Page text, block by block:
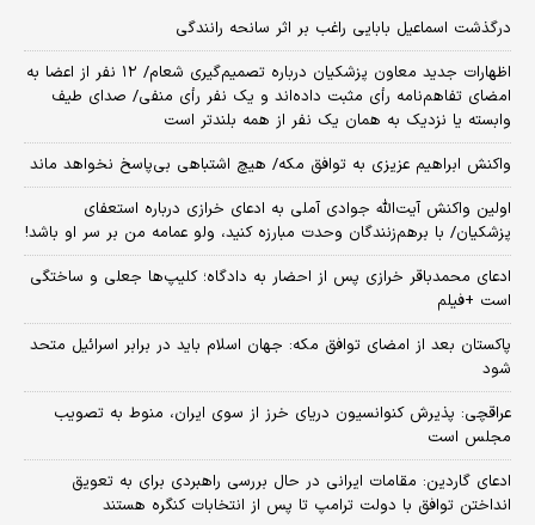
درگذشت اسماعیل بابایی راغب بر اثر سانحه رانندگی
اظهارات جدید معاون پزشکیان درباره تصمیم‌گیری شعام/ ۱۲ نفر از اعضا به
امضای تفاهم‌نامه رأی مثبت داده‌اند و یک نفر رأی منفی/ صدای طیف
وابسته یا نزدیک به همان یک نفر از همه بلندتر است
واکنش ابراهیم عزیزی به توافق مکه/ هیچ اشتباهی بی‌پاسخ نخواهد ماند
اولین واکنش آیت‌الله جوادی آملی به ادعای خرازی درباره استعفای
پزشکیان/ با برهم‌زنندگان وحدت مبارزه کنید، ولو عمامه من بر سر او باشد!
ادعای محمدباقر خرازی پس از احضار به دادگاه؛ کلیپ‌ها جعلی و ساختگی
است +فیلم
پاکستان بعد از امضای توافق مکه: جهان اسلام باید در برابر اسرائیل متحد
شود
عراقچی: پذیرش کنوانسیون دریای خرز از سوی ایران، منوط به تصویب
مجلس است
ادعای گاردین: مقامات ایرانی در حال بررسی راهبردی برای به تعویق
انداختن توافق با دولت ترامپ تا پس از انتخابات کنگره هستند